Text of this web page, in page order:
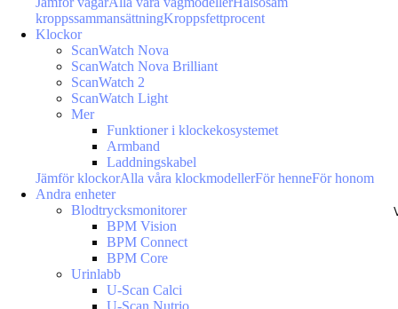
kroppssammansättningKroppsfettprocent
Klockor
ScanWatch Nova
ScanWatch Nova Brilliant
ScanWatch 2
ScanWatch Light
Mer
Funktioner i klockekosystemet
Armband
Laddningskabel
Jämför klockorAlla våra klockmodellerFör henneFör honom
Andra enheter
Blodtrycksmonitorer
BPM Vision
BPM Connect
BPM Core
Urinlabb
U-Scan Calci
U-Scan Nutrio